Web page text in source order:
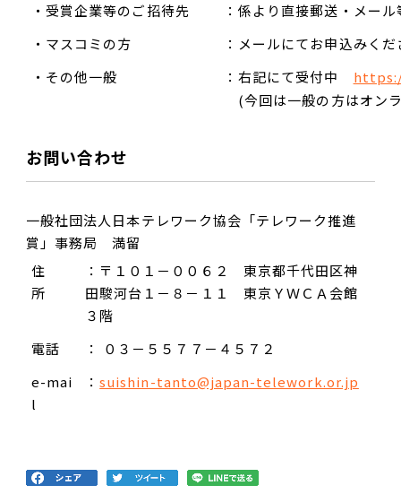
・受賞企業等のご招待先
：係より直接郵送・メー
・マスコミの方
：メールにてお申込みく
・その他一般
：右記にて受付中
(今回は一般の方はオン
お問い合わせ
一般社団法人日本テレワーク協会「テレワーク推進
賞」事務局 満留
住
所
：〒１０１－００６２ 東京都千代田区神
田駿河台１－８－１１ 東京ＹＷＣＡ会館
３階
電話
： ０３－５５７７－４５７２
e-mai
l
：suishin-tanto@japan-telework.or.jp